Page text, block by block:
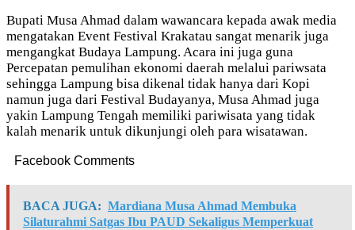
Bupati Musa Ahmad dalam wawancara kepada awak media
mengatakan Event Festival Krakatau sangat menarik juga
mengangkat Budaya Lampung. Acara ini juga guna
Percepatan pemulihan ekonomi daerah melalui pariwsata
sehingga Lampung bisa dikenal tidak hanya dari Kopi
namun juga dari Festival Budayanya, Musa Ahmad juga
yakin Lampung Tengah memiliki pariwisata yang tidak
kalah menarik untuk dikunjungi oleh para wisatawan.
Facebook Comments
BACA JUGA: Mardiana Musa Ahmad Membuka
Silaturahmi Satgas Ibu PAUD Sekaligus Memperkuat